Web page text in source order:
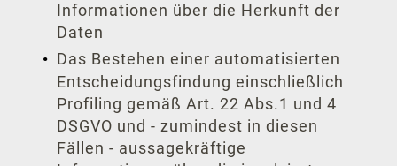
Informationen über die Herkunft der
Daten
Das Bestehen einer automatisierten
Entscheidungsfindung einschließlich
Profiling gemäß Art. 22 Abs.1 und 4
DSGVO und - zumindest in diesen
Fällen - aussagekräftige